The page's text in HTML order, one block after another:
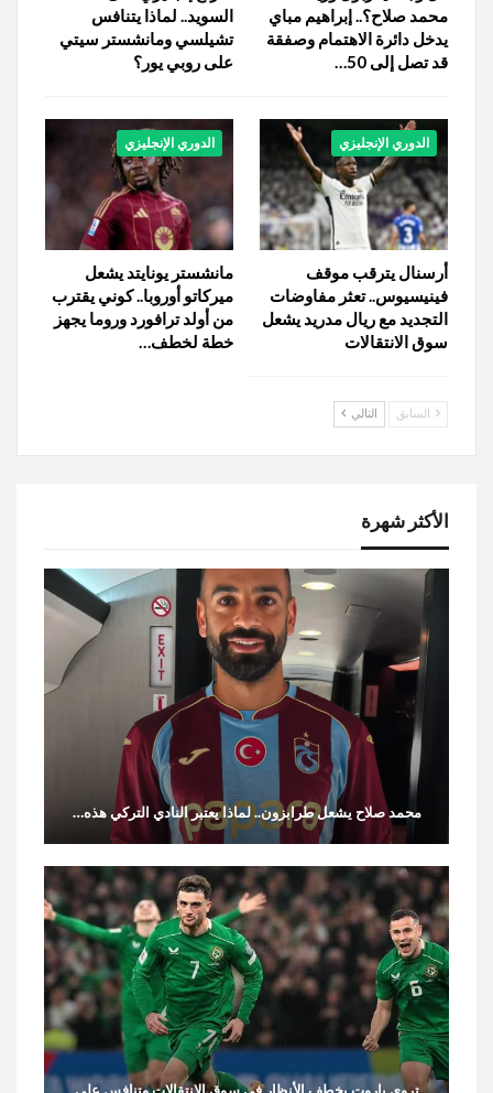
محمد صلاح؟.. إبراهيم مباي
يدخل دائرة الاهتمام وصفقة
قد تصل إلى 50…
السويد.. لماذا يتنافس
تشيلسي ومانشستر سيتي
على روبي يور؟
الدوري الإنجليزي
أرسنال يترقب موقف
فينيسيوس.. تعثر مفاوضات
التجديد مع ريال مدريد يشعل
سوق الانتقالات
الدوري الإنجليزي
مانشستر يونايتد يشعل
ميركاتو أوروبا.. كوني يقترب
من أولد ترافورد وروما يجهز
خطة لخطف…
السابق التالي
الأكثر شهرة
محمد صلاح يشعل طرابزون.. لماذا يعتبر النادي التركي هذه…